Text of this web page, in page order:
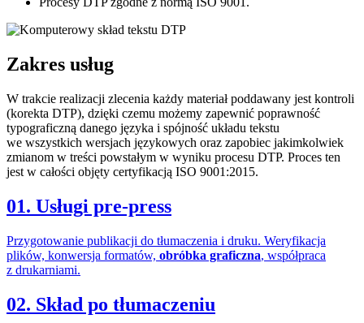
Zakres usług
W trakcie realizacji zlecenia każdy materiał poddawany jest kontroli
(korekta DTP), dzięki czemu możemy zapewnić poprawność
typograficzną danego języka i spójność układu tekstu
we wszystkich wersjach językowych oraz zapobiec jakimkolwiek
zmianom w treści powstałym w wyniku procesu DTP. Proces ten
jest w całości objęty certyfikacją ISO 9001:2015.
01. Usługi pre-press
Przygotowanie publikacji do tłumaczenia i druku. Weryfikacja
plików, konwersja formatów, obróbka graficzna, współpraca
z drukarniami.
02. Skład po tłumaczeniu